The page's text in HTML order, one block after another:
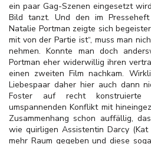
ein paar Gag-Szenen eingesetzt
Bild tanzt. Und den im
Natalie Portman zeigte sich
mit von der Partie ist“, muss man
nehmen. Konnte man doch
Portman eher widerwillig ihren
einen zweiten Film nachkam.
Liebespaar daher hier auch dann
Foster auf recht
umspannenden Konflikt mit
Zusammenhang schon auffällig,
wie quirligen Assistentin Darcy
mehr Raum gegeben und diese